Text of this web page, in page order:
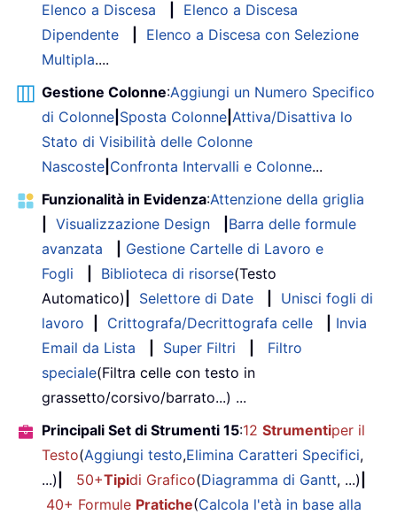
Elenco a Discesa
Elenco a Discesa
Dipendente
Elenco a Discesa con Selezione
Multipla....
Gestione Colonne:Aggiungi un Numero Specifico
di Colonne Sposta Colonne Attiva/Disattiva lo
Stato di Visibilità delle Colonne
Nascoste Confronta Intervalli e Colonne...
Funzionalità in Evidenza:Attenzione della griglia
Visualizzazione Design
Barra delle formule
avanzata
Gestione Cartelle di Lavoro e
Fogli
Biblioteca di risorse(Testo
Automatico)
Selettore di Date
Unisci fogli di
lavoro
Crittografa/Decrittografa celle
Invia
Email da Lista
Super Filtri
Filtro
speciale(Filtra celle con testo in
grassetto/corsivo/barrato...) ...
Principali Set di Strumenti 15:12 Strumentiper il
Testo(Aggiungi testo,Elimina Caratteri Specifici,
...)
50+Tipidi Grafico(Diagramma di Gantt, ...)
40+ Formule Pratiche(Calcola l'età in base alla